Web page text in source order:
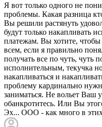
Я вот только одного не
проблемы. Какая разница
Вы решили растянуть
будут только накапливать
платежам. Вы хотите, чтобы
всем, если я правильно
получать все по чуть, чуть
исполнительным, текучка
накапливаться и
проблему кардинально
заниматься. Не вольет Ваш
обанкротитесь. Или Вы
Эх... ООО - как много в